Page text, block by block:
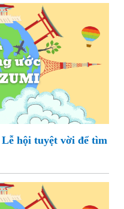
hội tuyệt vời để tìm